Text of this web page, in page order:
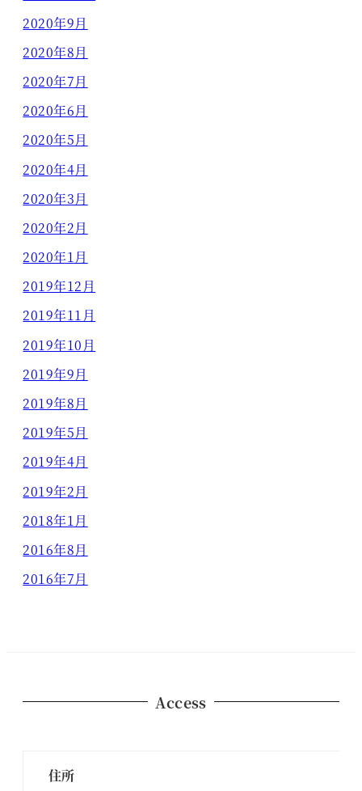
2020年9月
2020年8月
2020年7月
2020年6月
2020年5月
2020年4月
2020年3月
2020年2月
2020年1月
2019年12月
2019年11月
2019年10月
2019年9月
2019年8月
2019年5月
2019年4月
2019年2月
2018年1月
2016年8月
2016年7月
Access
住所